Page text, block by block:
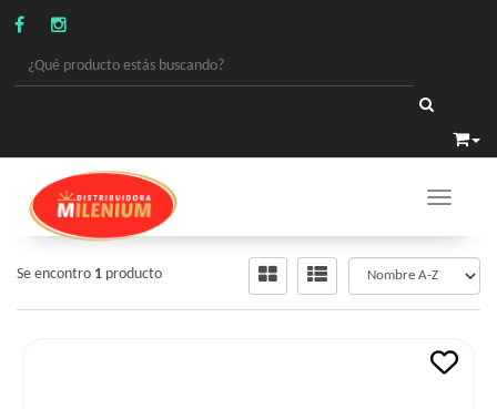
Toggle
VARIOS
ARTICULOS IMPORTADOS
Se encontro 1 producto